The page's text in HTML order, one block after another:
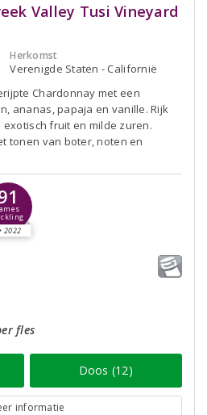
Valley Tusi Vineyard
Herkomst
Verenigde Staten - Californië
Chardonnay met een
ananas, papaja en vanille. Rijk
fruit en milde zuren.
tonen van boter, noten en
James
2022
fles
Doos (12)
informatie